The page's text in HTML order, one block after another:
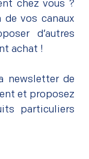
chez vous ?
de vos canaux
d’autres
achat !
newsletter de
et proposez
particuliers